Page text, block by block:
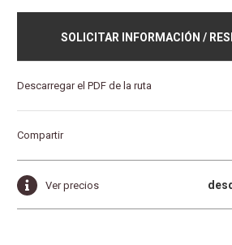
SOLICITAR INFORMACIÓN /
Descarregar el PDF de la ruta
Compartir
Ver precios